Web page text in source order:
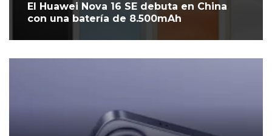
El Huawei Nova 16 SE debuta en China
con una batería de 8.500mAh